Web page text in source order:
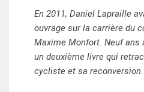
En 2011, Daniel Lapraille
ouvrage sur la carrière du
Maxime Monfort. Neuf ans
un deuxième livre qui
cycliste et sa reconversion.